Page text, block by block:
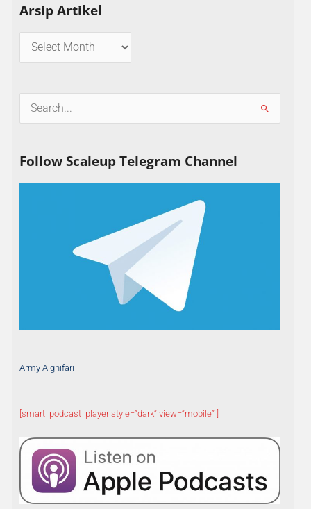
Arsip Artikel
rFollow Scaleup Telegram Channel
Army Alghifari
[smart_podcast_player style=”dark” view=”mobile” ]